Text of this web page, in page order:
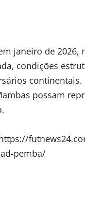
janeiro de
condições
possam
pemba/